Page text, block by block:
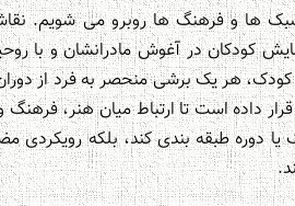
ها و فرهنگ ها روبرو می شویم.
کودکان در آغوش مادرانشان و با
کودک، هر یک برشی منحصر به فرد از
داده است تا ارتباط میان هنر،
دوره طبقه بندی کند، بلکه رویکردی